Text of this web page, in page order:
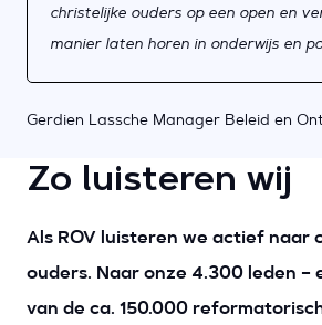
christelijke ouders op een open en
manier laten horen in onderwijs en
Gerdien Lassche Manager Beleid en
Zo luisteren wij
Als ROV luisteren we actief naar
ouders. Naar onze 4.300 leden –
van de ca. 150.000